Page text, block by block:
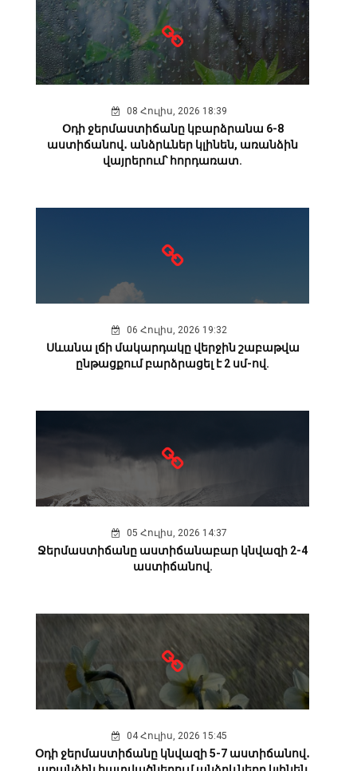
08 Հուլիս, 2026 18:39
Օդի ջերմաստիճանը կբարձրանա 6-8
աստիճանով․ անձրևներ կլինեն, առանձին
վայրերում՝ հորդառատ.
06 Հուլիս, 2026 19:32
Սևանա լճի մակարդակը վերջին շաբաթվա
ընթացքում բարձրացել է 2 սմ-ով.
05 Հուլիս, 2026 14:37
Ջերմաստիճանը աստիճանաբար կնվազի 2-4
աստիճանով.
04 Հուլիս, 2026 15:45
Օդի ջերմաստիճանը կնվազի 5-7 աստիճանով․